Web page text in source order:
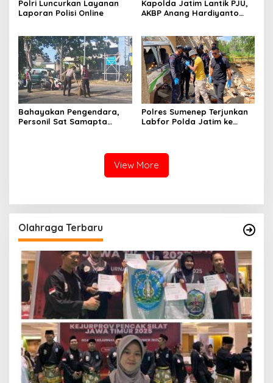
Polri Luncurkan Layanan
Laporan Polisi Online
Kapolda Jatim Lantik PJU,
AKBP Anang Hardiyanto
Bahayakan Pengendara,
Personil Sat Samapta
Polres Sumenep Terjunkan
Labfor Polda Jatim ke
View More
Olahraga Terbaru